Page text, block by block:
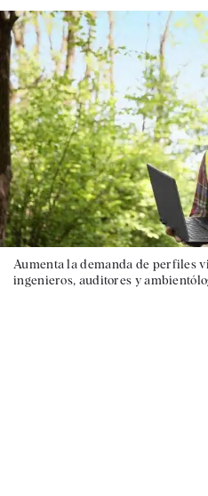
Aumenta la demanda de perfiles
ingenieros, auditores y